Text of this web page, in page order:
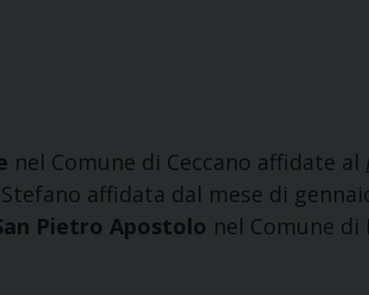
nel Comune di Ceccano affidate al
affidata dal mese di
Pietro Apostolo nel Comune di